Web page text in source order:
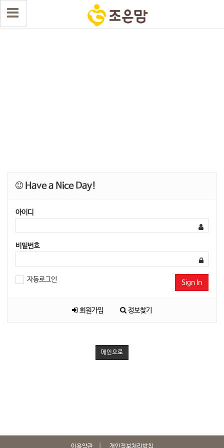
Have a Nice Day!
아이디
비밀번호
자동로그인 Sign In
회원가입 정보찾기
메인으로
이용약관 개인정보처리방침